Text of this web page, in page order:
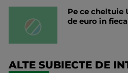
Pe ce cheltuie
de euro în
ALTE SUBIECTE DE